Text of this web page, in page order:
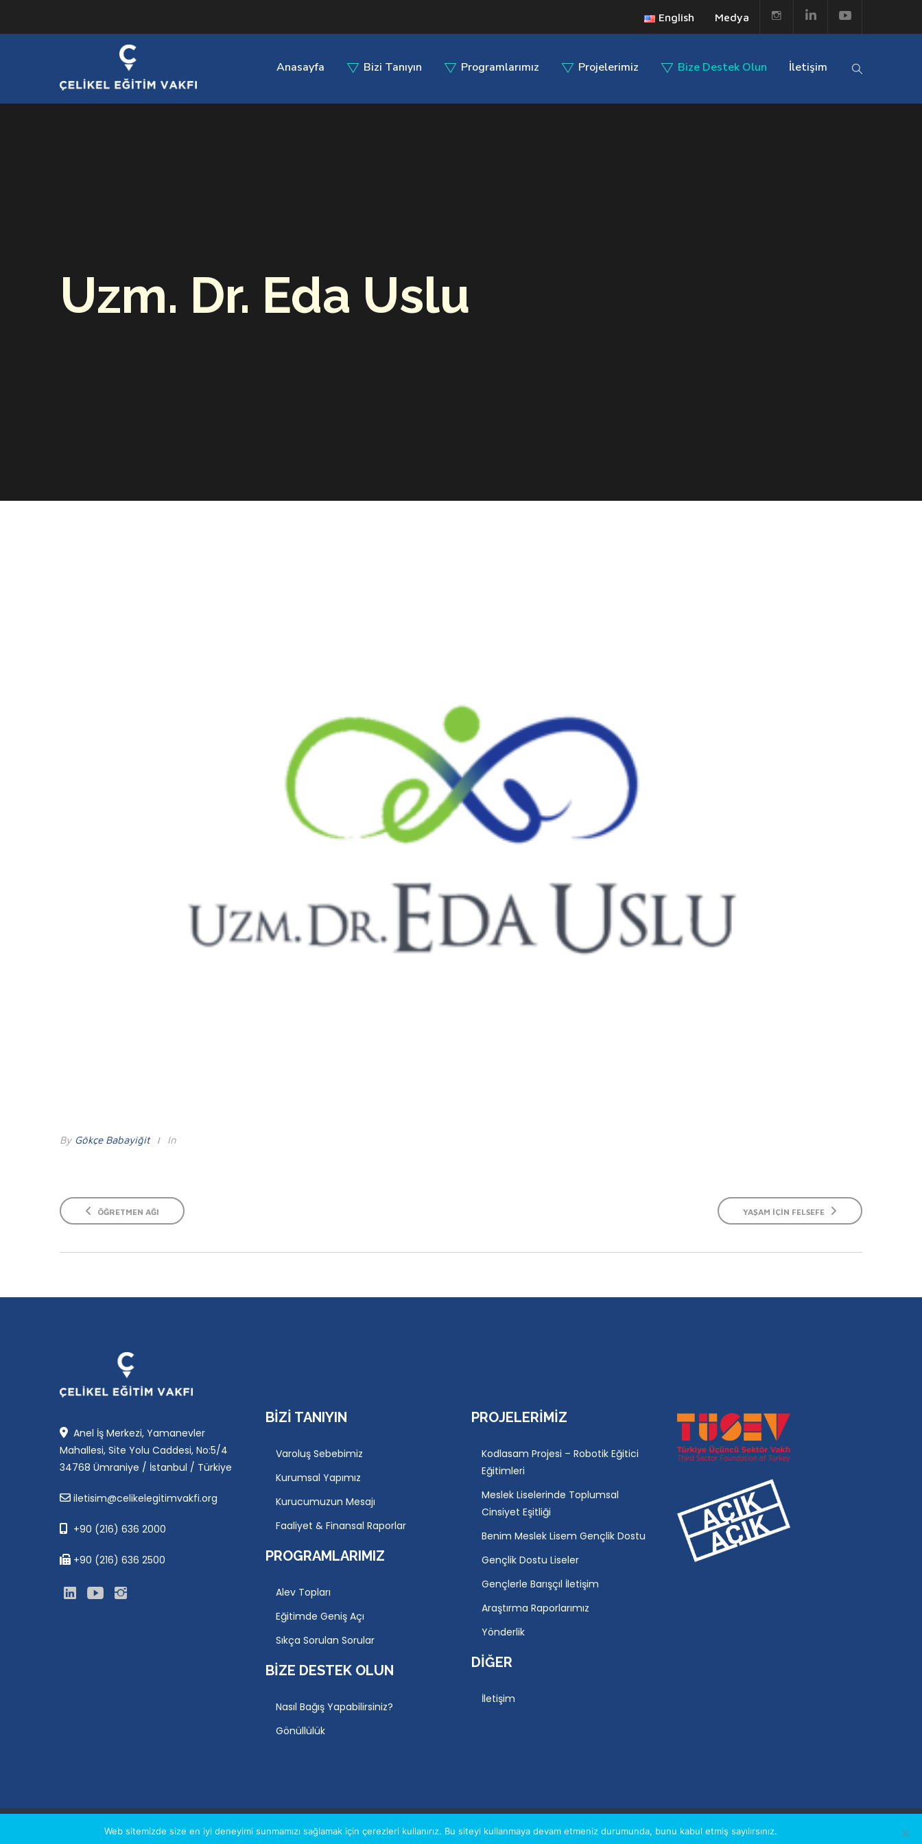
English Medya
Anasayfa Bizi Tanıyın Programlarımız Projelerimiz Bize Destek Olun İletişim
Uzm. Dr. Eda Uslu
By Gökçe Babayiğit In
ÖĞRETMEN AĞI YAŞAM İÇIN FELSEFE
Anel İş Merkezi, Yamanevler
Mahallesi, Site Yolu Caddesi, No:5/4
34768 Ümraniye / İstanbul / Türkiye
iletisim@celikelegitimvakfi.org
+90 (216) 636 2000
+90 (216) 636 2500
BIZI TANIYIN
Varoluş Sebebimiz
Kurumsal Yapımız
Kurucumuzun Mesajı
Faaliyet & Finansal Raporlar
PROGRAMLARIMIZ
Alev Topları
Eğitimde Geniş Açı
Sıkça Sorulan Sorular
BIZE DESTEK OLUN
Nasıl Bağış Yapabilirsiniz?
Gönüllülük
PROJELERIMIZ
Kodlasam Projesi – Robotik Eğitici
Eğitimleri
Meslek Liselerinde Toplumsal
Cinsiyet Eşitliği
Benim Meslek Lisem Gençlik Dostu
Gençlik Dostu Liseler
Gençlerle Barışçıl İletişim
Araştırma Raporlarımız
Yönderlik
DIĞER
İletişim
© 2026 ÇELIKEL EĞITIM VAKFI, WEB: ATA BILIŞIM AYDINLATMA METNI YASAL UYARI KIŞISEL VERILERIN KORUNMASI VE GIZLILIK POLITIKASI
Web sitemizde size en iyi deneyimi sunmamızı sağlamak için çerezleri kullanırız. Bu siteyi kullanmaya devam etmeniz durumunda, bunu kabul etmiş sayılırsınız.